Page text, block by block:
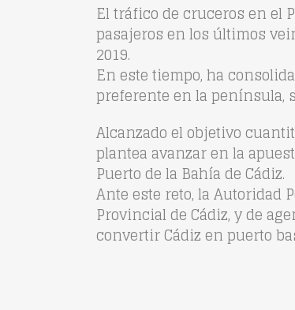
El tráfico de cruceros en el
pasajeros en los últimos
2019.
En este tiempo, ha
preferente en la península,
Alcanzado el objetivo
plantea avanzar en la
Puerto de la Bahía de Cádiz.
Ante este reto, la Autoridad
Provincial de Cádiz, y de
convertir Cádiz en puerto